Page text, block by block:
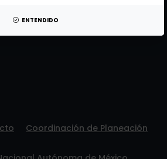
ENTENDIDO
Coordinación de Planeación